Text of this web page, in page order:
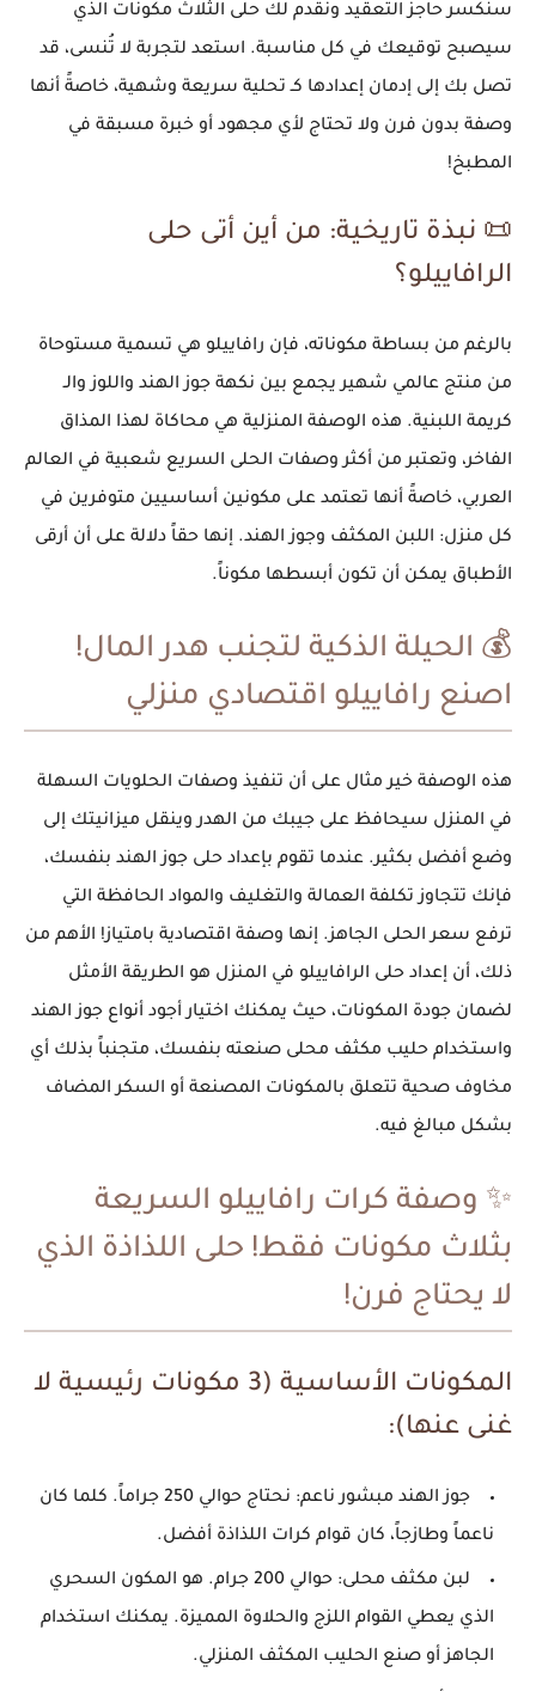
سنكسر حاجز التعقيد ونقدم لك حلى الثلاث مكونات الذي
سيصبح توقيعك في كل مناسبة. استعد لتجربة لا تُنسى، قد
تصل بك إلى إدمان إعدادها كـ تحلية سريعة وشهية، خاصةً أنها
وصفة بدون فرن ولا تحتاج لأي مجهود أو خبرة مسبقة في
المطبخ!
📜 نبذة تاريخية: من أين أتى حلى
الرافاييلو؟
بالرغم من بساطة مكوناته، فإن رافاييلو هي تسمية مستوحاة
من منتج عالمي شهير يجمع بين نكهة جوز الهند واللوز والـ
كريمة اللبنية. هذه الوصفة المنزلية هي محاكاة لهذا المذاق
الفاخر، وتعتبر من أكثر وصفات الحلى السريع شعبية في العالم
العربي، خاصةً أنها تعتمد على مكونين أساسيين متوفرين في
كل منزل: اللبن المكثف وجوز الهند. إنها حقاً دلالة على أن أرقى
الأطباق يمكن أن تكون أبسطها مكوناً.
💰 الحيلة الذكية لتجنب هدر المال!
اصنع رافاييلو اقتصادي منزلي
هذه الوصفة خير مثال على أن تنفيذ وصفات الحلويات السهلة
في المنزل سيحافظ على جيبك من الهدر وينقل ميزانيتك إلى
وضع أفضل بكثير. عندما تقوم بإعداد حلى جوز الهند بنفسك،
فإنك تتجاوز تكلفة العمالة والتغليف والمواد الحافظة التي
ترفع سعر الحلى الجاهز. إنها وصفة اقتصادية بامتياز! الأهم من
ذلك، أن إعداد حلى الرافاييلو في المنزل هو الطريقة الأمثل
لضمان جودة المكونات، حيث يمكنك اختيار أجود أنواع جوز الهند
واستخدام حليب مكثف محلى صنعته بنفسك، متجنباً بذلك أي
مخاوف صحية تتعلق بالمكونات المصنعة أو السكر المضاف
بشكل مبالغ فيه.
✨ وصفة كرات رافاييلو السريعة
بثلاث مكونات فقط! حلى اللذاذة الذي
لا يحتاج فرن!
المكونات الأساسية (3 مكونات رئيسية لا
غنى عنها):
جوز الهند مبشور ناعم: نحتاج حوالي 250 جراماً. كلما كان
ناعماً وطازجاً، كان قوام كرات اللذاذة أفضل.
لبن مكثف محلى: حوالي 200 جرام. هو المكون السحري
الذي يعطي القوام اللزج والحلاوة المميزة. يمكنك استخدام
الجاهز أو صنع الحليب المكثف المنزلي.